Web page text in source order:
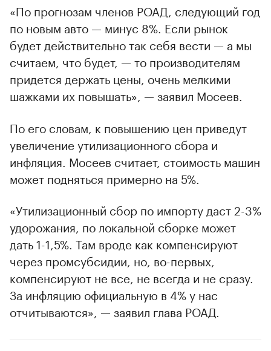
«По прогнозам членов РОАД, следующий год
по новым авто — минус 8%. Если рынок
будет действительно так себя вести — а мы
считаем, что будет, — то производителям
придется держать цены, очень мелкими
шажками их повышать», — заявил Мосеев.
00:00 00:00
По его словам, к повышению цен приведут
увеличение утилизационного сбора и
инфляция. Мосеев считает, стоимость машин
может подняться примерно на 5%.
«Утилизационный сбор по импорту даст 2-3%
удорожания, по локальной сборке может
дать 1-1,5%. Там вроде как компенсируют
через промсубсидии, но, во-первых,
компенсируют не все, не всегда и не сразу.
За инфляцию официальную в 4% у нас
отчитываются», — заявил глава РОАД.